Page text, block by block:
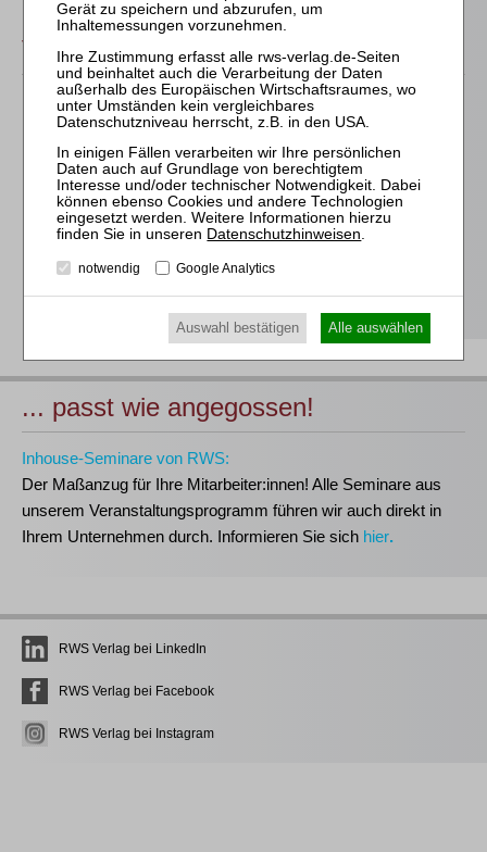
Das bieten Ihnen unsere
Veranstaltungen
Für alle Endgeräte kompatible und browserbasierte
Online-Fortbildungen
Individuelle Assistenz bis zur Einwahl und Verbindung mit
unserem Online-Seminar
Hochwertige Unterlagen für die Teilnahme, ideal auch zum
späteren Nachschlagen
Erwerb des anerkannten
... passt wie angegossen!
Inhouse-Seminare von RWS:
Der Maßanzug für Ihre Mitarbeiter:innen! Alle Seminare aus
unserem Veranstaltungsprogramm führen wir auch direkt in
Ihrem Unternehmen durch. Informieren Sie sich hier.
RWS Verlag bei LinkedIn
RWS Verlag bei Facebook
RWS Verlag bei Instagram
Datenschutzhinweisen.
notwendig Google Analytics
Auswahl bestätigen Alle auswählen